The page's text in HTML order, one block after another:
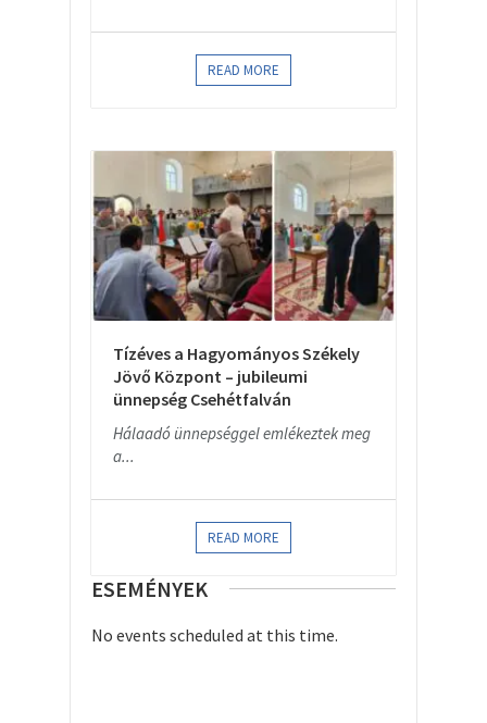
READ MORE
Tízéves a Hagyományos Székely
Jövő Központ – jubileumi
ünnepség Csehétfalván
Hálaadó ünnepséggel emlékeztek meg
a...
READ MORE
ESEMÉNYEK
No events scheduled at this time.